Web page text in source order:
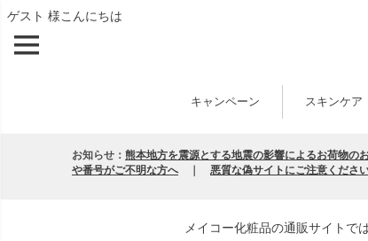
ゲスト 様こんにちは
キャンペーン スキンケア
お知らせ： 熊本地方を震源とする地震の影響によるお荷物の
や番号がご不明な方へ｜ 悪質な偽サイトにご注意くださ
メイコー化粧品の通販サイトで